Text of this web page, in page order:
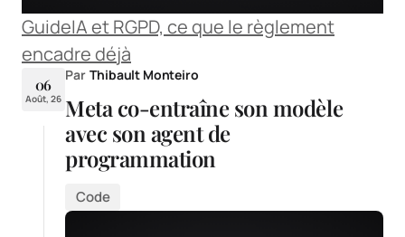
GuideIA et RGPD, ce que le règlement
encadre déjà
06
Août, 26
Par Thibault Monteiro
Meta co-entraîne son modèle
avec son agent de
programmation
Code